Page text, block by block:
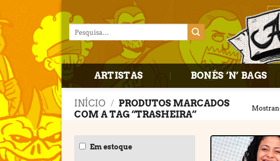
content
por:
ARTISTAS BONÉS ‘N’ BAGS
INÍCIO / PRODUTOS MARCADOS
COM A TAG “TRASHEIRA”
Em estoque